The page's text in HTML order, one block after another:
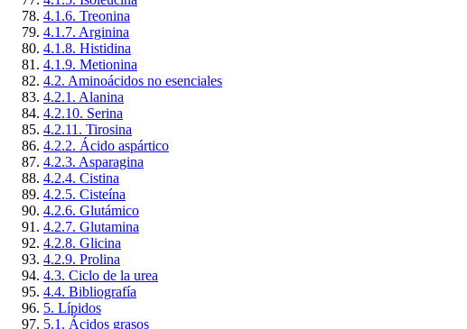
4.1.6. Treonina
4.1.7. Arginina
4.1.8. Histidina
4.1.9. Metionina
4.2. Aminoácidos no esenciales
4.2.1. Alanina
4.2.10. Serina
4.2.11. Tirosina
4.2.2. Ácido aspártico
4.2.3. Asparagina
4.2.4. Cistina
4.2.5. Cisteína
4.2.6. Glutámico
4.2.7. Glutamina
4.2.8. Glicina
4.2.9. Prolina
4.3. Ciclo de la urea
4.4. Bibliografía
5. Lípidos
5.1. Ácidos grasos